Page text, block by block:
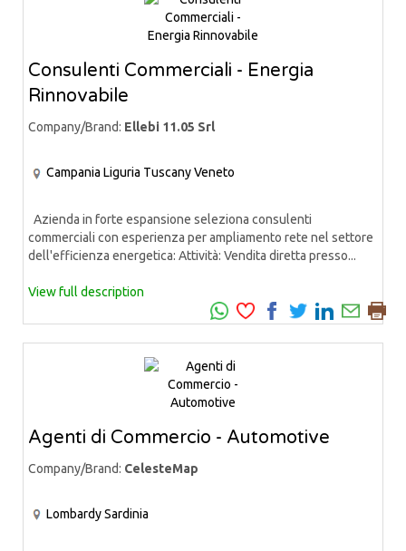
Consulenti Commerciali - Energia
Rinnovabile
Company/Brand: Ellebi 11.05 Srl
Campania Liguria TuscanyVeneto
Azienda in forte espansione seleziona consulenti
commerciali con esperienza per ampliamento rete nel settore
dell'efficienza energetica: Attività: Vendita diretta presso...
View full description
Agenti di Commercio - Automotive
Company/Brand: CelesteMap
LombardySardinia